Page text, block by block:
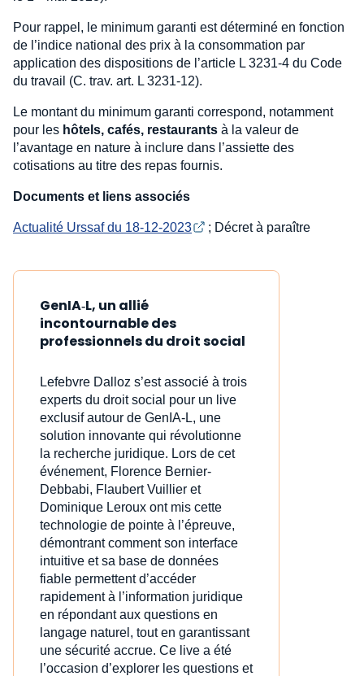
Pour rappel, le minimum garanti est déterminé en fonction
de l’indice national des prix à la consommation par
application des dispositions de l’article L 3231-4 du Code
du travail (C. trav. art. L 3231-12).
Le montant du minimum garanti correspond, notamment
pour les hôtels, cafés, restaurants à la valeur de
l’avantage en nature à inclure dans l’assiette des
cotisations au titre des repas fournis.
Documents et liens associés
Actualité Urssaf du 18-12-2023 ; Décret à paraître
GenIA‑L, un allié
incontournable des
professionnels du droit social
Lefebvre Dalloz s’est associé à trois
experts du droit social pour un live
exclusif autour de GenIA‑L, une
solution innovante qui révolutionne
la recherche juridique. Lors de cet
événement, Florence Bernier-
Debbabi, Flaubert Vuillier et
Dominique Leroux ont mis cette
technologie de pointe à l’épreuve,
démontrant comment son interface
intuitive et sa base de données
fiable permettent d’accéder
rapidement à l’information juridique
en répondant aux questions en
langage naturel, tout en garantissant
une sécurité accrue. Ce live a été
l’occasion d’explorer les questions et